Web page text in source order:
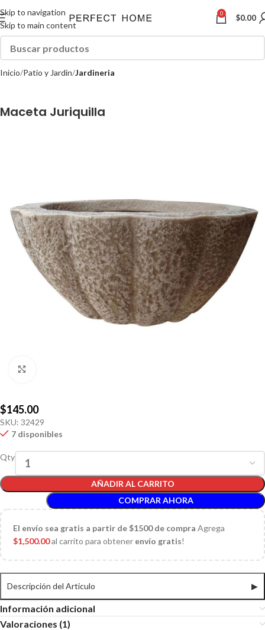
Skip to navigation
Skip to main content
0 $0.00
Inicio Patio y Jardin Jardineria
Maceta Juriquilla
$145.00
SKU: 32429
7 disponibles
Qty
AÑADIR AL CARRITO
COMPRAR AHORA
El envío sea gratis a partir de $1500 de compra Agrega
$1,500.00al carrito para obtener envío gratis!
Descripción del Articulo ▶
Información adicional
Valoraciones (1)